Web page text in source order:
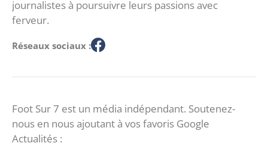
journalistes à poursuivre leurs passions avec
ferveur.
Réseaux sociaux :
Foot Sur 7 est un média indépendant. Soutenez-
nous en nous ajoutant à vos favoris Google
Actualités :